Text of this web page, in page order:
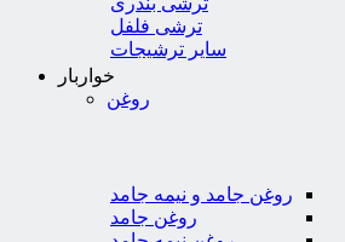
ترشی فلفل
سایر ترشیجات
خواربار
روغن
روغن جامد و نیمه جامد
روغن جامد